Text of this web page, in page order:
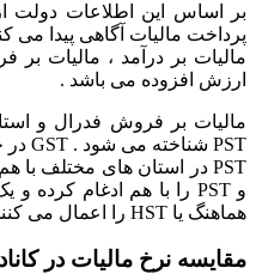
بر اساس این اطلاعات دولت
پرداخت مالیات آگاهی پیدا می
مالیات بر درآمد ، مالیات بر
ارزش افزوده می باشد .
مالیات بر فروش فدرال و
PST شناخته می شود . GST در حال
PST در استان های مختلف با
وPST را با هم ادغام کرده و
هماهنگ یا HST را اعمال می
مقایسه نرخ مالیات در